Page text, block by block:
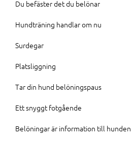
Du befäster det du belönar
Hundträning handlar om nu
Surdegar
Platsliggning
Tar din hund belöningspaus
Ett snyggt fotgående
Belöningar är information till hunden